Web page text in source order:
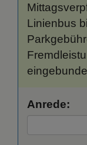
Linienbus
Anrede: